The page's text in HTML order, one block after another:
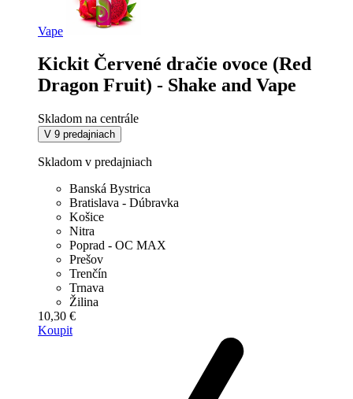
Vape
Kickit Červené dračie ovoce (Red
Dragon Fruit) - Shake and Vape
Skladom na centrále
V 9 predajniach
Skladom v predajniach
Banská Bystrica
Bratislava - Dúbravka
Košice
Nitra
Poprad - OC MAX
Prešov
Trenčín
Trnava
Žilina
10,30 €
Koupit